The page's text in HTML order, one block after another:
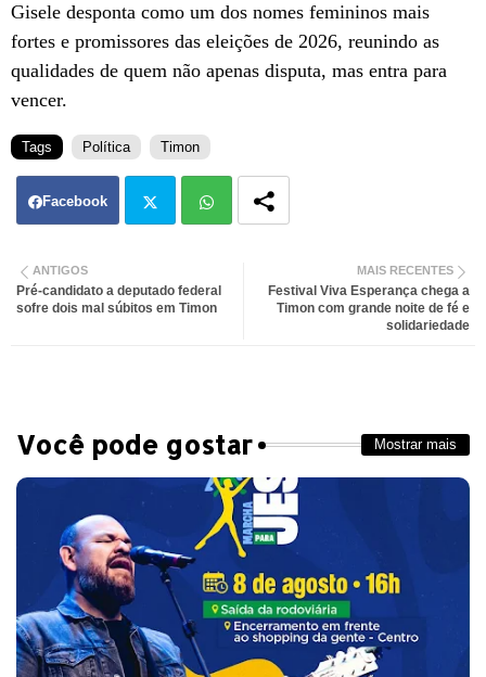
Gisele desponta como um dos nomes femininos mais
fortes e promissores das eleições de 2026, reunindo as
qualidades de quem não apenas disputa, mas entra para
vencer.
Tags Política Timon
Facebook
ter atsa
MAIS RECENTES
Festival Viva Esperança chega a
Timon com grande noite de fé e
solidariedade
ANTIGOS
Pré-candidato a deputado federal
sofre dois mal súbitos em Timon
Você pode gostar Mostrar mais